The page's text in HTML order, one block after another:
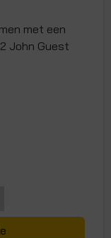
met een
John Guest